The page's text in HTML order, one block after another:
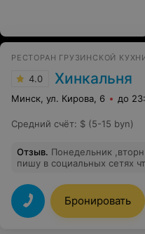
РЕСТОРАН ГРУЗИНСКОЙ
4.0 Хинкальня
Минск, ул. Кирова, 6 до
Средний счёт: $ (5-15 byn)
Отзыв. Понедельник
пишу в социальных сетях
сама,12:00
ответили.Двери открыли в
администратора контакты
разобраться в ситуации-
Бронировать